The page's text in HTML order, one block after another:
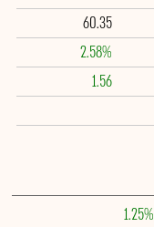
60.35
2.58%
1.56
1.25%